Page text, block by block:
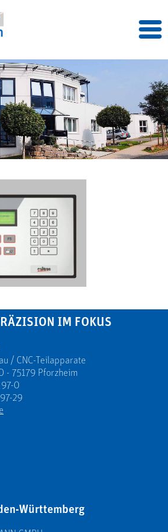
IM FOKUS
/ CNC-Teilapparate
- 75179 Pforzheim
0
29
Württemberg